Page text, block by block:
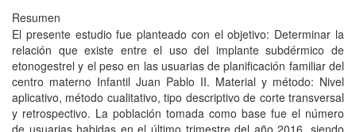
Resumen
El presente estudio fue planteado con el objetivo: Determinar la
relación que existe entre el uso del implante subdérmico de
etonogestrel y el peso en las usuarias de planificación familiar del
centro materno Infantil Juan Pablo II. Material y método: Nivel
aplicativo, método cualitativo, tipo descriptivo de corte transversal
y retrospectivo. La población tomada como base fue el número